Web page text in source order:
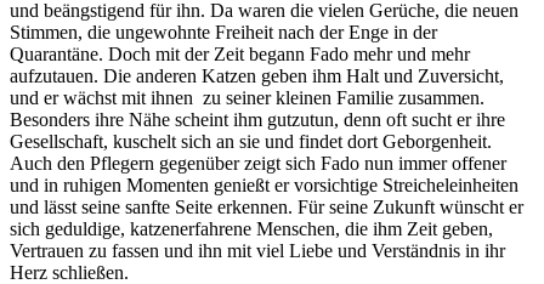
und beängstigend für ihn. Da waren die vielen Gerüche, die neuen
Stimmen, die ungewohnte Freiheit nach der Enge in der
Quarantäne. Doch mit der Zeit begann Fado mehr und mehr
aufzutauen. Die anderen Katzen geben ihm Halt und Zuversicht,
und er wächst mit ihnen zu seiner kleinen Familie zusammen.
Besonders ihre Nähe scheint ihm gutzutun, denn oft sucht er ihre
Gesellschaft, kuschelt sich an sie und findet dort Geborgenheit.
Auch den Pflegern gegenüber zeigt sich Fado nun immer offener
und in ruhigen Momenten genießt er vorsichtige Streicheleinheiten
und lässt seine sanfte Seite erkennen. Für seine Zukunft wünscht er
sich geduldige, katzenerfahrene Menschen, die ihm Zeit geben,
Vertrauen zu fassen und ihn mit viel Liebe und Verständnis in ihr
Herz schließen.